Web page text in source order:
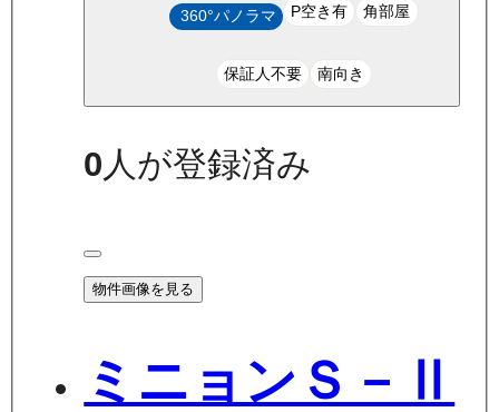
360°パノラマ P空き有 角部屋
保証人不要 南向き
0人が登録済み
物件画像を見る
ミニョンＳ－Ⅱ